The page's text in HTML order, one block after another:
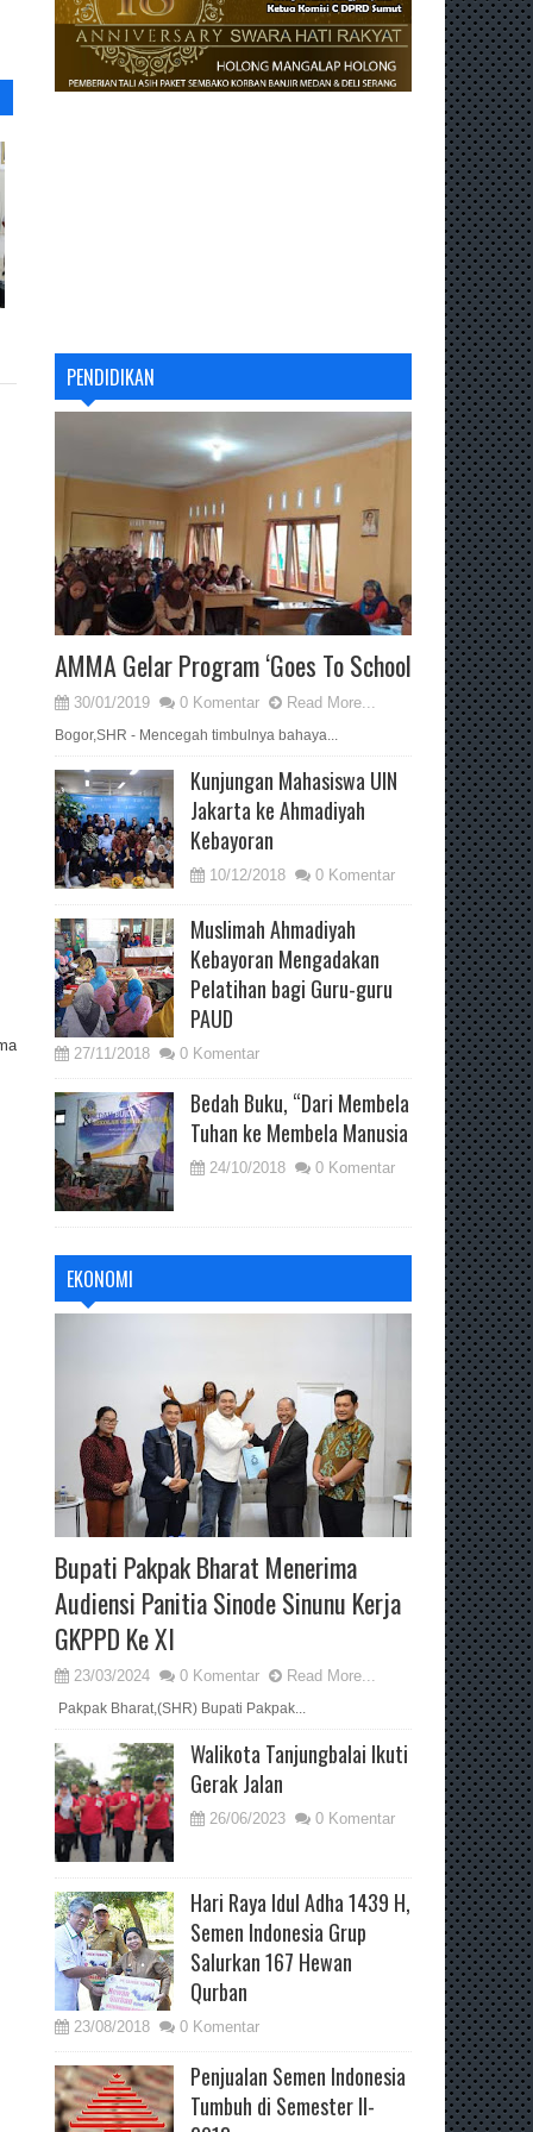
PENDIDIKAN
AMMA Gelar Program ‘Goes To School
30/01/2019 0 Komentar Read More...
Bogor,SHR - Mencegah timbulnya bahaya...
Kunjungan Mahasiswa UIN
Jakarta ke Ahmadiyah
Kebayoran
10/12/2018 0 Komentar
Muslimah Ahmadiyah
Kebayoran Mengadakan
Pelatihan bagi Guru-guru
PAUD
27/11/2018 0 Komentar
Bedah Buku, “Dari Membela
Tuhan ke Membela Manusia
24/10/2018 0 Komentar
EKONOMI
Bupati Pakpak Bharat Menerima
Audiensi Panitia Sinode Sinunu Kerja
GKPPD Ke XI
23/03/2024 0 Komentar Read More...
Pakpak Bharat,(SHR) Bupati Pakpak...
Walikota Tanjungbalai Ikuti
Gerak Jalan
26/06/2023 0 Komentar
Hari Raya Idul Adha 1439 H,
Semen Indonesia Grup
Salurkan 167 Hewan
Qurban
23/08/2018 0 Komentar
Penjualan Semen Indonesia
Tumbuh di Semester II-